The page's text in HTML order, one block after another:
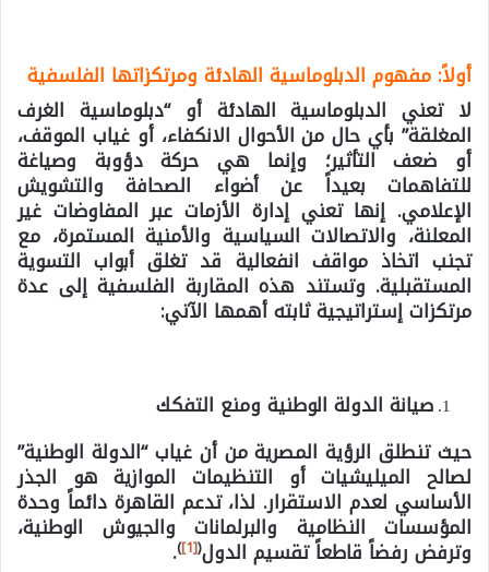
أولاً: مفهوم الدبلوماسية الهادئة ومرتكزاتها الفلسفية
لا تعني الدبلوماسية الهادئة أو “دبلوماسية الغرف
المغلقة” بأي حال من الأحوال الانكفاء، أو غياب الموقف،
أو ضعف التأثير؛ وإنما هي حركة دؤوبة وصياغة
للتفاهمات بعيداً عن أضواء الصحافة والتشويش
الإعلامي. إنها تعني إدارة الأزمات عبر المفاوضات غير
المعلنة، والاتصالات السياسية والأمنية المستمرة، مع
تجنب اتخاذ مواقف انفعالية قد تغلق أبواب التسوية
المستقبلية. وتستند هذه المقاربة الفلسفية إلى عدة
مرتكزات إستراتيجية ثابته أهمها الآتي:
صيانة الدولة الوطنية ومنع التفكك
حيث تنطلق الرؤية المصرية من أن غياب “الدولة الوطنية”
لصالح الميليشيات أو التنظيمات الموازية هو الجذر
الأساسي لعدم الاستقرار. لذا، تدعم القاهرة دائماً وحدة
المؤسسات النظامية والبرلمانات والجيوش الوطنية،
وترفض رفضاً قاطعاً تقسيم الدول(
[1]
)
.